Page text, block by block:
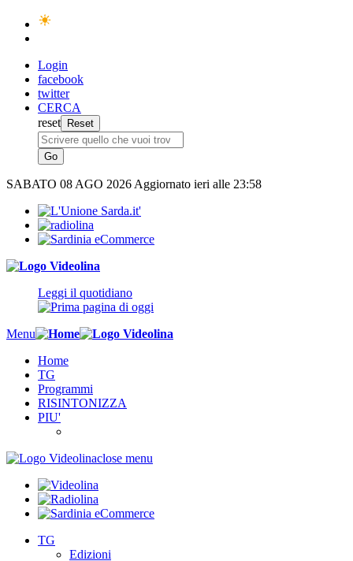
Login
facebook
twitter
CERCA
reset
SABATO 08 AGO 2026 Aggiornato ieri alle 23:58
Leggi il quotidiano
Menu
Home
TG
Programmi
RISINTONIZZA
PIU'
close menu
TG
Edizioni